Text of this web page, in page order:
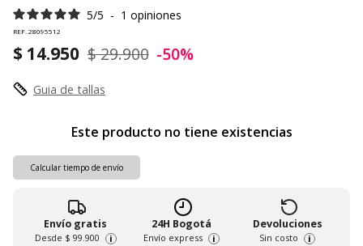
5/5 - 1 opiniones
REF. 28095512
$ 14.950 $ 29.900 -50%
Guia de tallas
Este producto no tiene existencias
Calcular tiempo de envío
Envío gratis
Desde $ 99.900 i
24H Bogotá
Envío express i
Devoluciones
Sin costo i